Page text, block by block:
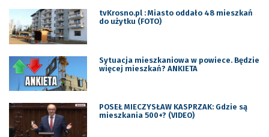
tvKrosno.pl : Miasto oddało 48 mieszkań
do użytku (FOTO)
Sytuacja mieszkaniowa w powiece. Będzie
więcej mieszkań? ANKIETA
POSEŁ MIECZYSŁAW KASPRZAK: Gdzie są
mieszkania 500+? (VIDEO)